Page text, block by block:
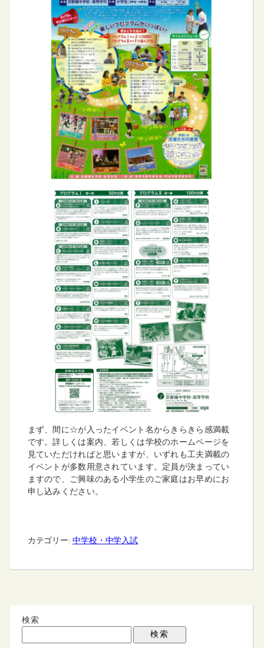
まず、間に☆が入ったイベント名からきらきら感満載
です。詳しくは案内、若しくは学校のホームページを
見ていただければと思いますが、いずれも工夫満載の
イベントが多数用意されています。定員が決まってい
ますので、ご興味のある小学生のご家庭はお早めにお
申し込みください。
カテゴリー: 中学校・中学入試
検索
検索